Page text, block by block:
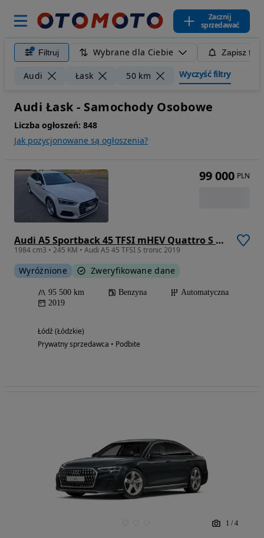
Zacznij
sprzedawać
Filtruj Wybrane dla Ciebie Zapisz
Audi Łask 50 km Wyczyść filtry
Audi Łask - Samochody Osobowe
Liczba ogłoszeń: 848
Jak pozycjonowane są ogłoszenia?
Audi A5 Sportback 45 TFSI mHEV Quattro S tronic
1984 cm3 • 245 KM • Audi A5 45 TFSI S tronic 2019
Wyróżnione Zweryfikowane dane
95 500 km Benzyna
Automatyczna
2019
Łódź (Łódzkie)
Prywatny sprzedawca • Podbite
99 000 PLN
1 / 4